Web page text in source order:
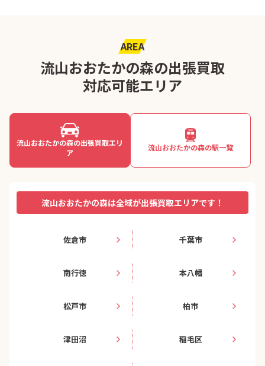
AREA
流山おおたかの森の出張買取
対応可能エリア
流山おおたかの森の出張買取エリ
ア
流山おおたかの森の駅一覧
流山おおたかの森は全域が出張買取エリアです！
佐倉市 千葉市
南行徳 本八幡
松戸市 柏市
津田沼 稲毛区